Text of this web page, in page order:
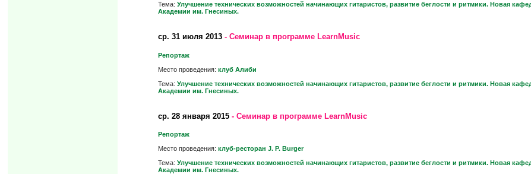
Тема: Улучшение технических возможностей начинающих гитаристов, развитие беглости и ритмики. Новая
Академии им. Гнесиных.
ср. 31 июля 2013- Семинар в программе LearnMusic
Репортаж
Место проведения: клуб Алиби
Тема: Улучшение технических возможностей начинающих гитаристов, развитие беглости и ритмики. Новая
Академии им. Гнесиных.
ср. 28 января 2015- Семинар в программе LearnMusic
Репортаж
Место проведения: клуб-ресторан J. P. Burger
Тема: Улучшение технических возможностей начинающих гитаристов, развитие беглости и ритмики. Новая
Академии им. Гнесиных.